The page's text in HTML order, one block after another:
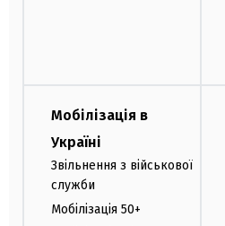
Мобілізація в
Україні
Звільнення з військової
служби
Мобілізація 50+